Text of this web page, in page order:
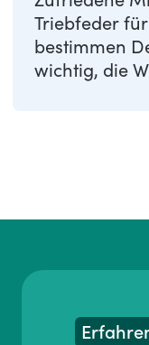
Triebfeder
bestimmen
wichtig, die